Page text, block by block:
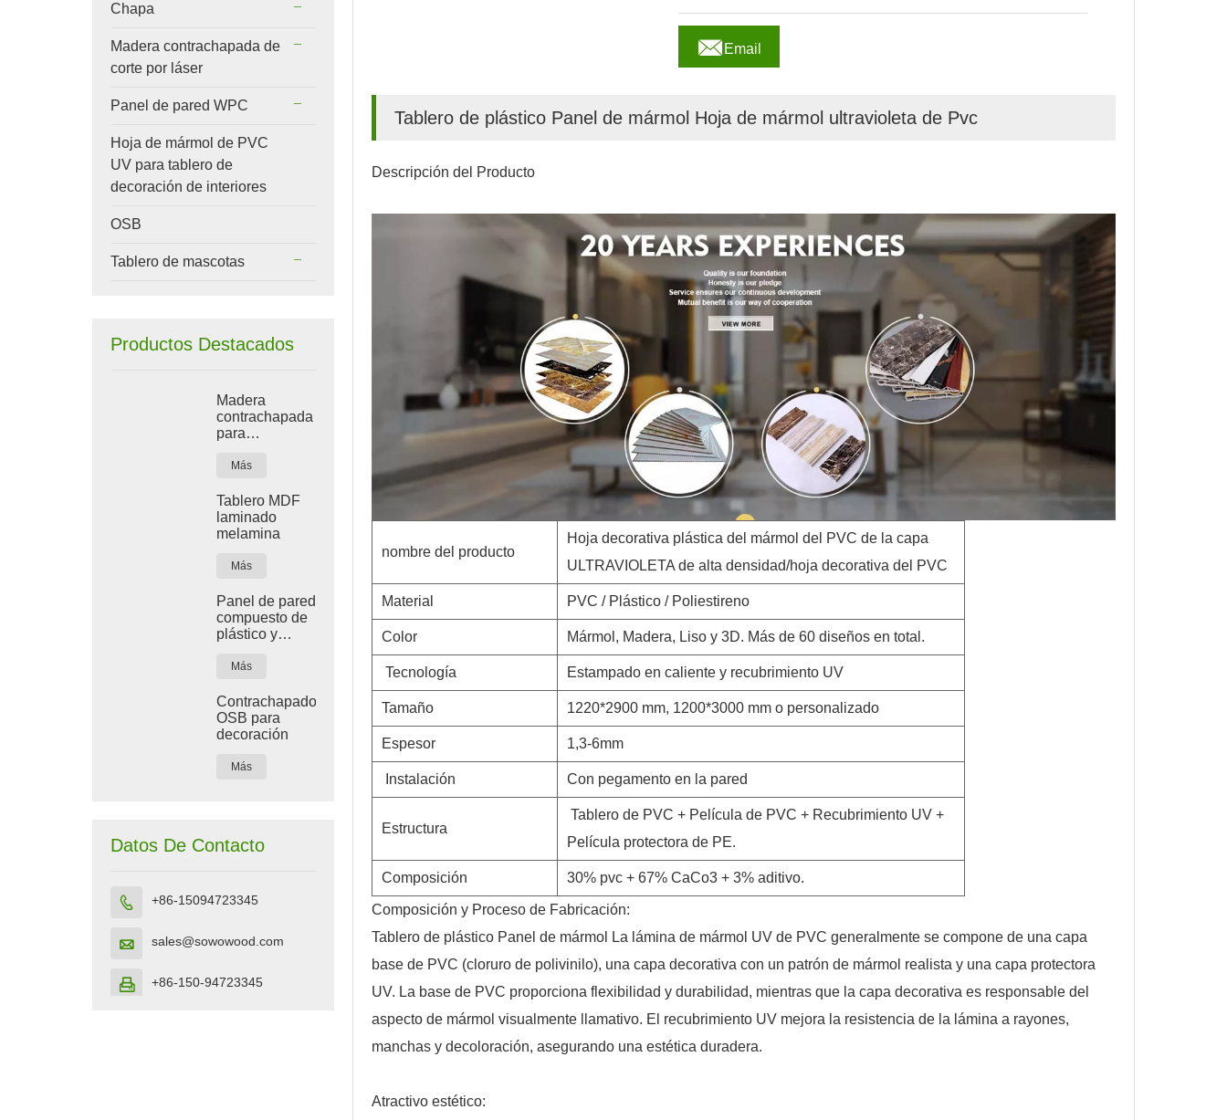
Chapa
Madera contrachapada de
corte por láser
Panel de pared WPC
Hoja de mármol de PVC
UV para tablero de
decoración de interiores
OSB
Tablero de mascotas
Productos Destacados
Madera
contrachapada
para
de edificios
roja
Más
Tablero MDF
laminado
melamina
Más
Panel de pared
compuesto de
plástico y
WPC para
interiores
Más
Contrachapado
OSB para
decoración
Más
Datos De Contacto
 +86-15094723345
 sales@sowowood.com
 +86-150-94723345
 Email
Tablero de plástico Panel de mármol Hoja de mármol ultravioleta de Pvc
Descripción del Producto
nombre del producto
Hoja decorativa plástica del mármol del PVC de la capa
ULTRAVIOLETA de alta densidad/hoja decorativa del PVC
Material PVC / Plástico / Poliestireno
Color Mármol, Madera, Liso y 3D. Más de 60 diseños en total.
Tecnología Estampado en caliente y recubrimiento UV
Tamaño 1220*2900 mm, 1200*3000 mm o personalizado
Espesor 1,3-6mm
Instalación Con pegamento en la pared
Estructura
Tablero de PVC + Película de PVC + Recubrimiento UV +
Película protectora de PE.
Composición 30% pvc + 67% CaCo3 + 3% aditivo.
Composición y Proceso de Fabricación:
Tablero de plástico Panel de mármol La lámina de mármol UV de PVC generalmente se compone de una capa
base de PVC (cloruro de polivinilo), una capa decorativa con un patrón de mármol realista y una capa protectora
UV. La base de PVC proporciona flexibilidad y durabilidad, mientras que la capa decorativa es responsable del
aspecto de mármol visualmente llamativo. El recubrimiento UV mejora la resistencia de la lámina a rayones,
manchas y decoloración, asegurando una estética duradera.
Atractivo estético: